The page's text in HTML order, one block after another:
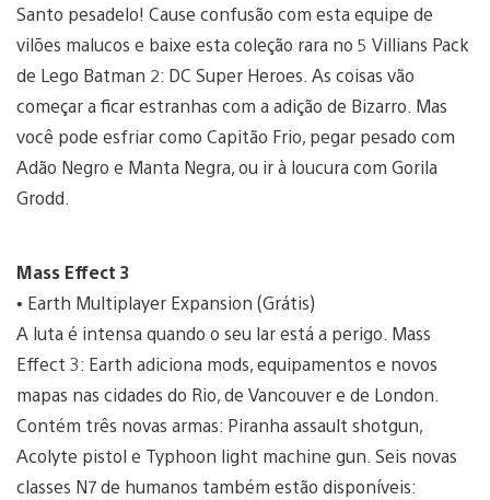
Santo pesadelo! Cause confusão com esta equipe de
vilões malucos e baixe esta coleção rara no 5 Villians Pack
de Lego Batman 2: DC Super Heroes. As coisas vão
começar a ficar estranhas com a adição de Bizarro. Mas
você pode esfriar como Capitão Frio, pegar pesado com
Adão Negro e Manta Negra, ou ir à loucura com Gorila
Grodd.
Mass Effect 3
• Earth Multiplayer Expansion (Grátis)
A luta é intensa quando o seu lar está a perigo. Mass
Effect 3: Earth adiciona mods, equipamentos e novos
mapas nas cidades do Rio, de Vancouver e de London.
Contém três novas armas: Piranha assault shotgun,
Acolyte pistol e Typhoon light machine gun. Seis novas
classes N7 de humanos também estão disponíveis: